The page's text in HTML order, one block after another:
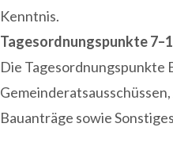
Kenntnis.
Tagesordnungspunkte
Die Tagesordnungspunkte
Bauanträge sowie